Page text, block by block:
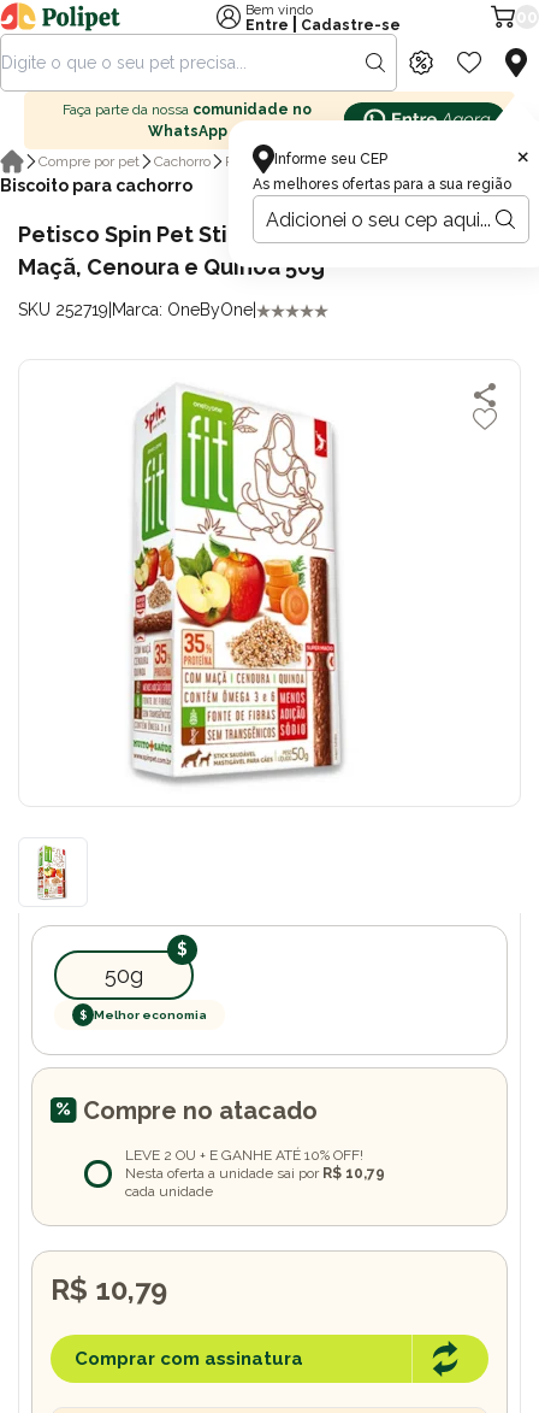
Informe seu CEP
As melhores ofertas para a sua região
×
Bem vindo
Entre
Cadastre-se
Faça parte da nossa comunidade no
WhatsApp
Compre por pet
Cachorro Petisco para cachorro
Biscoito para cachorro
Petisco Spin Pet Stick Fit para Cães Sabor
Maçã, Cenoura e Quinoa 50g
SKU 252719 Marca: OneByOne
50g
$ Melhor economia
Compre no atacado
LEVE 2 OU + E GANHE ATÉ 10% OFF!
Nesta oferta a unidade sai por R$ 10,79
cada unidade
R$ 10,79
Comprar com assinatura